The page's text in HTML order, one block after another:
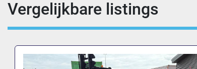
Vergelijkbare listings